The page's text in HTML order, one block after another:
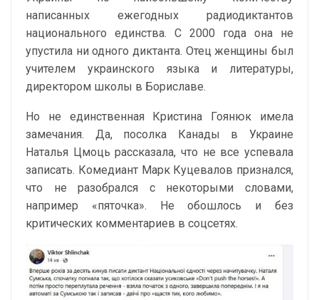
написанных ежегодных радиодиктантов
национального единства. С 2000 года она не
упустила ни одного диктанта. Отец женщины был
учителем украинского языка и литературы,
директором школы в Бориславе.
Но не единственная Кристина Гоянюк имела
замечания. Да, посолка Канады в Украине
Наталья Цмоць рассказала, что не все успевала
записать. Комедиант Марк Куцевалов признался,
что не разобрался с некоторыми словами,
например «пяточка». Не обошлось и без
критических комментариев в соцсетях.